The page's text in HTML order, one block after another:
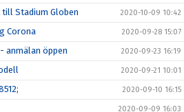
Stadium Globen 2020-10-09 10:42
Corona 2020-09-28 15:07
anmälan öppen 2020-09-23 16:19
2020-09-21 10:01
2020-09-10 16:15
2020-09-09 16:03